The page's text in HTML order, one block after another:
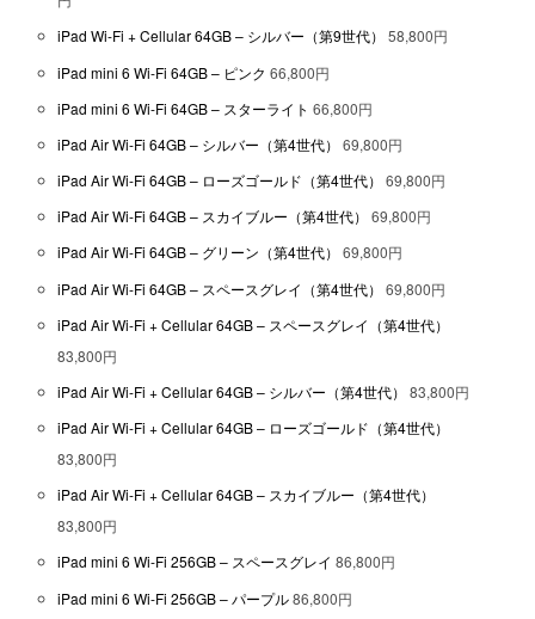
iPad Wi-Fi + Cellular 64GB – シルバー（第9世代） 58,800円
iPad mini 6 Wi-Fi 64GB – ピンク66,800円
iPad mini 6 Wi-Fi 64GB – スターライト66,800円
iPad Air Wi-Fi 64GB – シルバー（第4世代） 69,800円
iPad Air Wi-Fi 64GB – ローズゴールド（第4世代） 69,800円
iPad Air Wi-Fi 64GB – スカイブルー（第4世代） 69,800円
iPad Air Wi-Fi 64GB – グリーン（第4世代） 69,800円
iPad Air Wi-Fi 64GB – スペースグレイ（第4世代） 69,800円
iPad Air Wi-Fi + Cellular 64GB – スペースグレイ（第4世代）
83,800円
iPad Air Wi-Fi + Cellular 64GB – シルバー（第4世代） 83,800円
iPad Air Wi-Fi + Cellular 64GB – ローズゴールド（第4世代）
83,800円
iPad Air Wi-Fi + Cellular 64GB – スカイブルー（第4世代）
83,800円
iPad mini 6 Wi-Fi 256GB – スペースグレイ86,800円
iPad mini 6 Wi-Fi 256GB – パープル86,800円